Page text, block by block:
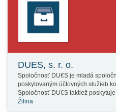
DUES, s. r. o.
Spoločnosť DU€S je mladá
poskytovaným účtovných služieb
Spoločnosť DU€S taktiež
Žilina